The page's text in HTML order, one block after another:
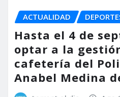
ACTUALIDAD
Hasta el 4 de
optar a la
cafetería del
Anabel Medina